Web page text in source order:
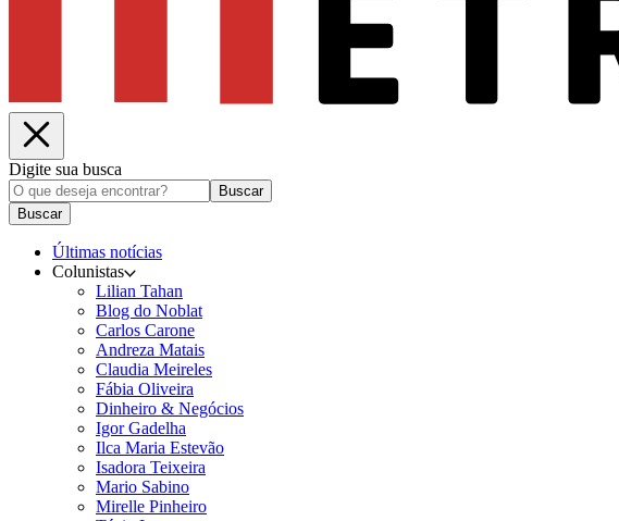
Digite sua busca
Buscar
Buscar
Últimas notícias
Colunistas
Lilian Tahan
Blog do Noblat
Carlos Carone
Andreza Matais
Claudia Meireles
Fábia Oliveira
Dinheiro & Negócios
Igor Gadelha
Ilca Maria Estevão
Isadora Teixeira
Mario Sabino
Mirelle Pinheiro